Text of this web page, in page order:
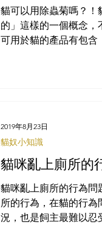
貓可以用除蟲菊嗎？！
的」這樣的一個概念
可用於貓的產品有包含
貓咪亂上廁所的
貓咪亂上廁所的行為問
所的行為，在貓的行為
況，也是飼主最難以忍
貓奴小知識
2019年8月23日